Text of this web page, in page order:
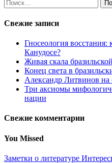
Свежие записи
Гносеология восстания:
Канудосе?
Живая скала
Конец света в
Александр Литвинов на
Три аксиомы
нации
Свежие комментарии
You Missed
Заметки о литературе